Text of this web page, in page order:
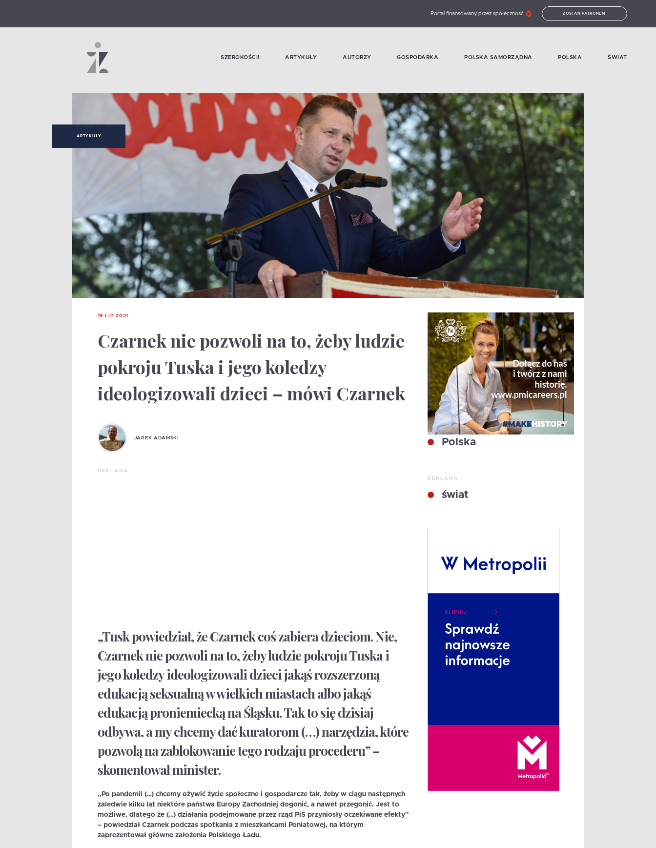
Portal finansowany przez społeczność ZOSTAŃ PATRONEM
SZEROKOŚCI! ARTYKUŁY AUTORZY GOSPODARKA POLSKA SAMORZĄDNA POLSKA ŚWIAT
ARTYKUŁY
19 LIP 2021
Czarnek nie pozwoli na to, żeby ludzie
pokroju Tuska i jego koledzy
ideologizowali dzieci – mówi Czarnek
JAREK ADAMSKI
REKLAMA
„Tusk powiedział, że Czarnek coś zabiera dzieciom. Nie,
Czarnek nie pozwoli na to, żeby ludzie pokroju Tuska i
jego koledzy ideologizowali dzieci jakąś rozszerzoną
edukacją seksualną w wielkich miastach albo jakąś
edukacją proniemiecką na Śląsku. Tak to się dzisiaj
odbywa, a my chcemy dać kuratorom (…) narzędzia, które
pozwolą na zablokowanie tego rodzaju procederu” –
skomentował minister.
„Po pandemii (…) chcemy ożywić życie społeczne i gospodarcze tak, żeby w ciągu następnych
zaledwie kilku lat niektóre państwa Europy Zachodniej dogonić, a nawet przegonić. Jest to
możliwe, dlatego że (…) działania podejmowane przez rząd PiS przyniosły oczekiwane efekty”
– powiedział Czarnek podczas spotkania z mieszkańcami Poniatowej, na którym
zaprezentował główne założenia Polskiego Ładu.
Polska
REKLAMA
świat